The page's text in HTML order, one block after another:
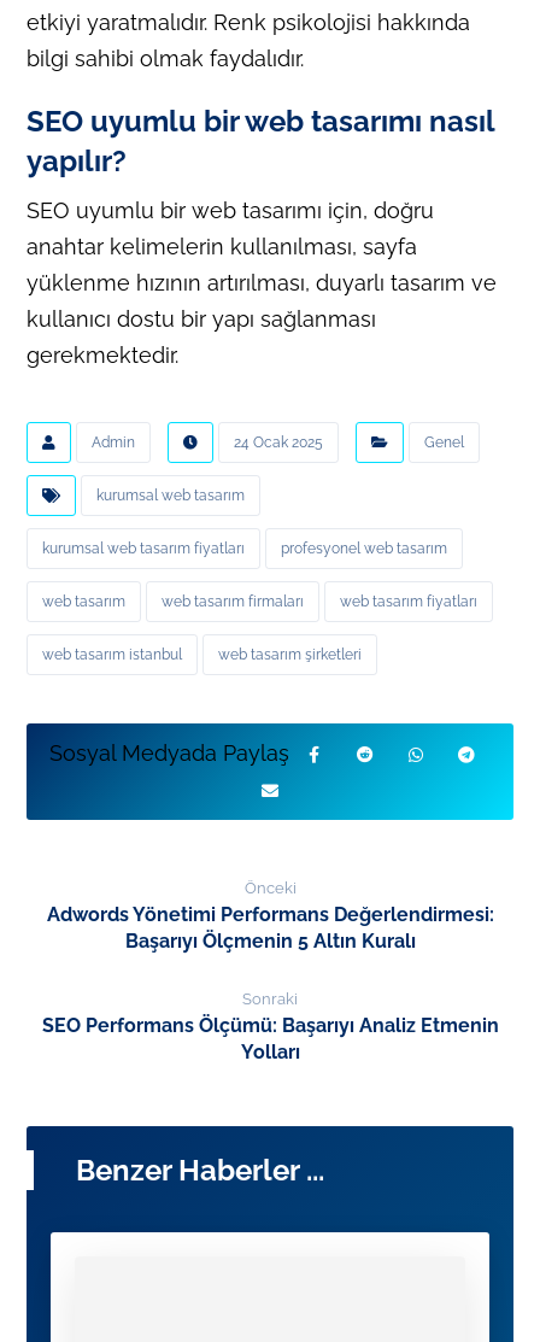
etkiyi yaratmalıdır. Renk psikolojisi hakkında
bilgi sahibi olmak faydalıdır.
SEO uyumlu bir web tasarımı nasıl
yapılır?
SEO uyumlu bir web tasarımı için, doğru
anahtar kelimelerin kullanılması, sayfa
yüklenme hızının artırılması, duyarlı tasarım ve
kullanıcı dostu bir yapı sağlanması
gerekmektedir.
Admin 24 Ocak 2025 Genel
kurumsal web tasarım
kurumsal web tasarım fiyatları profesyonel web tasarım
web tasarım web tasarım firmaları web tasarım fiyatları
web tasarım istanbul web tasarım şirketleri
Önceki
Adwords Yönetimi Performans Değerlendirmesi:
Başarıyı Ölçmenin 5 Altın Kuralı
Sonraki
SEO Performans Ölçümü: Başarıyı Analiz Etmenin
Yolları
Benzer Haberler ...